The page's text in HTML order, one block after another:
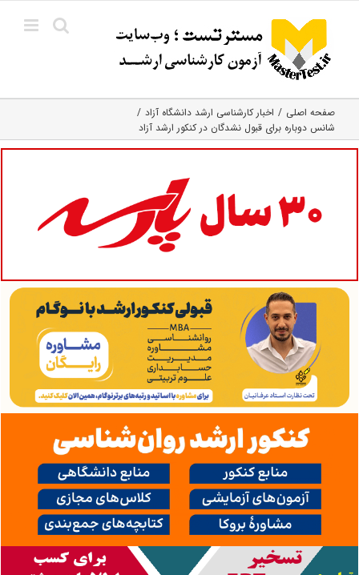
content
صفحه اصلی
اخبار کارشناسی ارشد دانشگاه آزاد
شانس دوباره برای قبول نشدگان در کنکور ارشد آزاد